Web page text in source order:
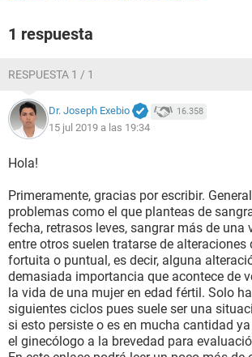
1 respuesta
RESPUESTA 1 / 1
Dr. Joseph Exebio 16.358
15 jul 2019 a las 19:34
Hola!
Primeramente, gracias por escribir.
problemas como el que planteas de
fecha, retrasos leves, sangrar más de una
entre otros suelen tratarse de
fortuita o puntual, es decir, alguna
demasiada importancia que acontece de
la vida de una mujer en edad fértil. Solo
siguientes ciclos pues suele ser una
si esto persiste o es en mucha cantidad
el ginecólogo a la brevedad para